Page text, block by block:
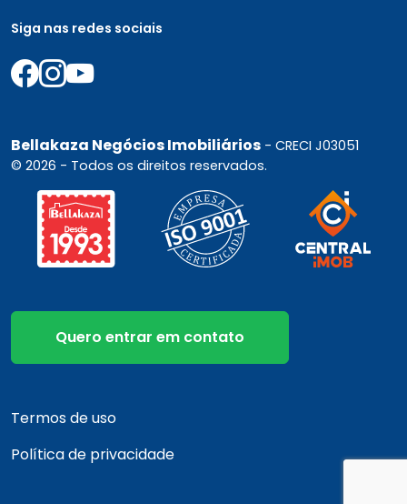
Siga nas redes sociais
Bellakaza Negócios Imobiliários - CRECI J03051
© 2026 - Todos os direitos reservados.
Quero entrar em contato
Termos de uso
Política de privacidade